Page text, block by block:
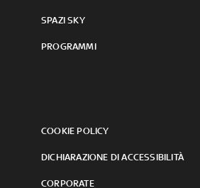
SPAZI SKY
PROGRAMMI
COOKIE POLICY
DICHIARAZIONE DI ACCESSIBILITÀ
CORPORATE